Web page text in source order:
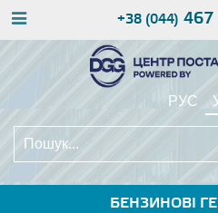
+38 (044) 467
РУС
БЕНЗИНОВІ